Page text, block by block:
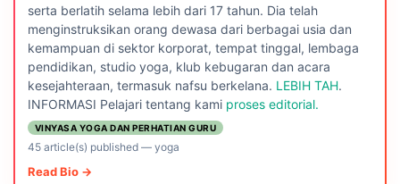
serta berlatih selama lebih dari 17 tahun. Dia telah
menginstruksikan orang dewasa dari berbagai usia dan
kemampuan di sektor korporat, tempat tinggal, lembaga
pendidikan, studio yoga, klub kebugaran dan acara
kesejahteraan, termasuk nafsu berkelana. LEBIH TAH.
INFORMASI Pelajari tentang kami proses editorial.
VINYASA YOGA DAN PERHATIAN GURU
45 article(s) published— yoga
Read Bio →